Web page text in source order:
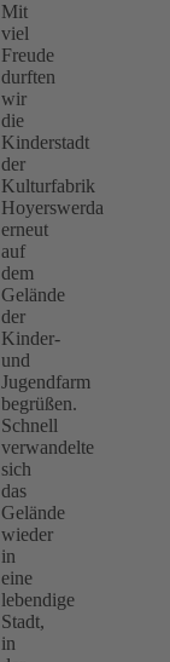
Mit
viel
Freude
durften
wir
die
Kinderstadt
der
Kulturfabrik
Hoyerswerda
erneut
auf
dem
Gelände
der
Kinder-
und
Jugendfarm
begrüßen.
Schnell
verwandelte
sich
das
Gelände
wieder
in
eine
lebendige
Stadt,
in